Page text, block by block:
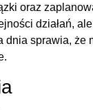
oraz
działań,
dnia sprawia, że